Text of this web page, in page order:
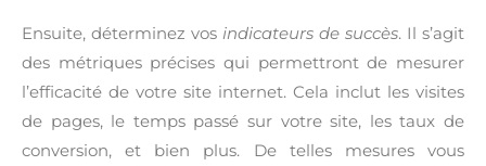
Ensuite, déterminez vos indicateurs de succès. Il s’agit
des métriques précises qui permettront de mesurer
l’efficacité de votre site internet. Cela inclut les visites
de pages, le temps passé sur votre site, les taux de
conversion, et bien plus. De telles mesures vous